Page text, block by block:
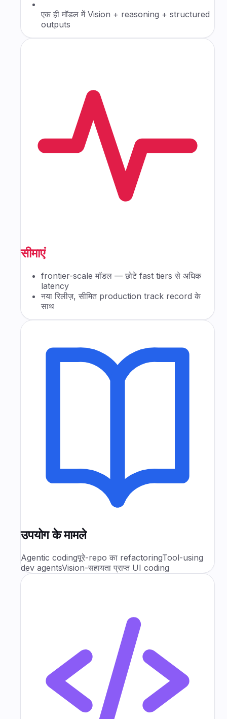
एक ही मॉडल में Vision + reasoning + structured
outputs
सीमाएं
frontier-scale मॉडल — छोटे fast tiers से अधिक
latency
नया रिलीज़, सीमित production track record के
साथ
उपयोग के मामले
Agentic codingपूरे-repo का refactoringTool-using
dev agentsVision-सहायता प्राप्त UI coding